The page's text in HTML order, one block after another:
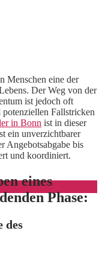
Menschen eine der
Der Weg von der
ist jedoch oft
Fallstricken
in Bonn ist in dieser
ein unverzichtbarer
Angebotsabgabe bis
und koordiniert.
eines
Phase:
des